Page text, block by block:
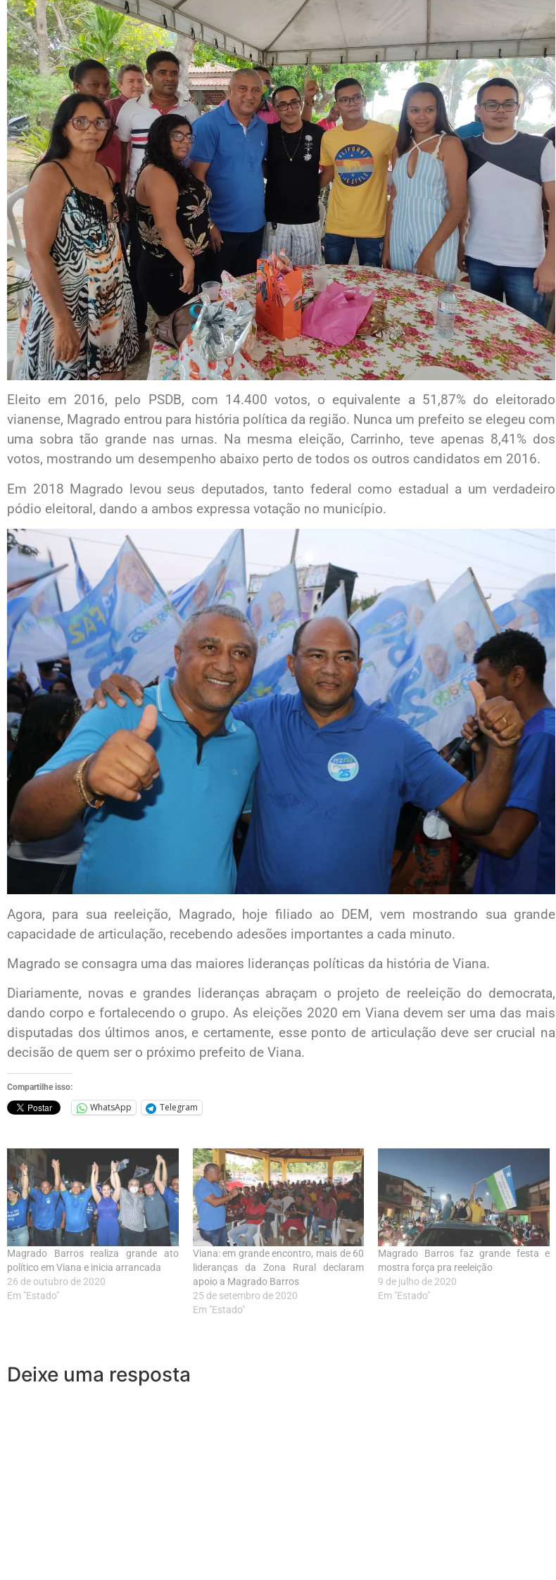
Eleito em 2016, pelo PSDB, com 14.400 votos, o equivalente a 51,87% do eleitorado
vianense, Magrado entrou para história política da região. Nunca um prefeito se elegeu com
uma sobra tão grande nas urnas. Na mesma eleição, Carrinho, teve apenas 8,41% dos
votos, mostrando um desempenho abaixo perto de todos os outros candidatos em 2016.
Em 2018 Magrado levou seus deputados, tanto federal como estadual a um verdadeiro
pódio eleitoral, dando a ambos expressa votação no município.
Agora, para sua reeleição, Magrado, hoje filiado ao DEM, vem mostrando sua grande
capacidade de articulação, recebendo adesões importantes a cada minuto.
Magrado se consagra uma das maiores lideranças políticas da história de Viana.
Diariamente, novas e grandes lideranças abraçam o projeto de reeleição do democrata,
dando corpo e fortalecendo o grupo. As eleições 2020 em Viana devem ser uma das mais
disputadas dos últimos anos, e certamente, esse ponto de articulação deve ser crucial na
decisão de quem ser o próximo prefeito de Viana.
Compartilhe isso:
WhatsApp Telegram
Magrado Barros realiza grande ato
político em Viana e inicia arrancada
26 de outubro de 2020
Em "Estado"
Viana: em grande encontro, mais de 60
lideranças da Zona Rural declaram
apoio a Magrado Barros
25 de setembro de 2020
Em "Estado"
Magrado Barros faz grande festa e
mostra força pra reeleição
9 de julho de 2020
Em "Estado"
Deixe uma resposta